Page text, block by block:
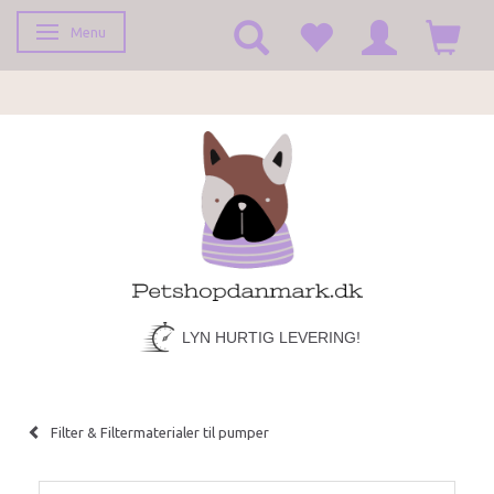
Skifte navigation
Menu
LYN HURTIG LEVERING!
Filter & Filtermaterialer til pumper